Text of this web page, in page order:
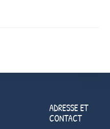
ADRESSE ET
CONTACT